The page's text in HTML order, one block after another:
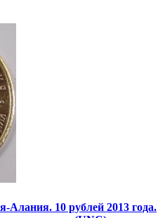
Алания. 10 рублей 2013 года.